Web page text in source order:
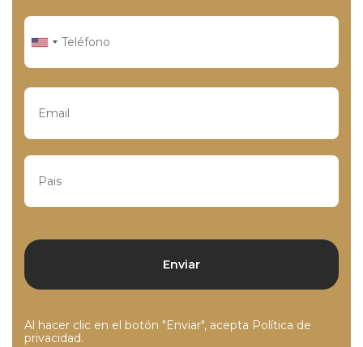
Al hacer clic en el botón "Enviar", acepta Política de
privacidad.